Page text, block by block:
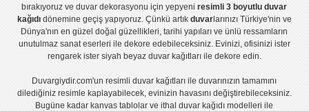
bırakıyoruz veduvar dekorasyonu için yepyeniresimli 3 boyutlu duvar
kağıdıdönemine geçiş yapıyoruz. Çünkü artık duvarlarınızı Türkiye'nin ve
Dünya'nın en güzel doğal güzellikleri, tarihi yapıları ve ünlü ressamların
unutulmaz sanat eserleri ile dekore edebileceksiniz. Evinizi, ofisinizi ister
rengarek ister siyah beyaz duvar kağıtlarıile dekore edin.
Duvargiydir.com'unresimli duvar kağıtları ile duvarınızın tamamını
dilediğiniz resimle kaplayabilecek, evinizin havasını değiştirebileceksiniz.
Bugüne kadarkanvas tablolar veithal duvar kağıdı modelleri ile